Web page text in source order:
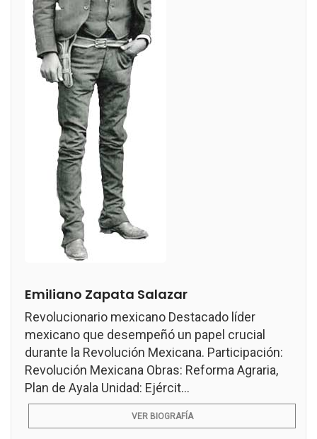
Emiliano Zapata Salazar
Revolucionario mexicano Destacado líder
mexicano que desempeñó un papel crucial
durante la Revolución Mexicana. Participación:
Revolución Mexicana Obras: Reforma Agraria,
Plan de Ayala Unidad: Ejércit...
VER BIOGRAFÍA